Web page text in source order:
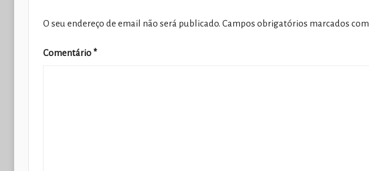
O seu endereço de email não será publicado. Campos obrigatórios marcados com
Comentário *